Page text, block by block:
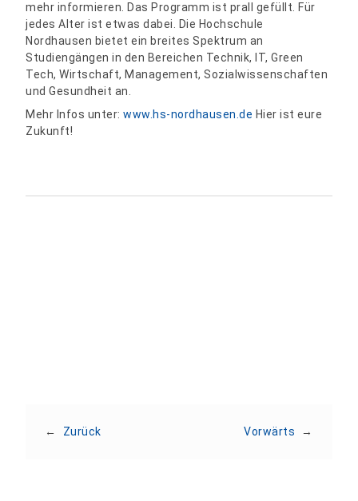
mehr informieren. Das Programm ist prall gefüllt. Für
jedes Alter ist etwas dabei. Die Hochschule
Nordhausen bietet ein breites Spektrum an
Studiengängen in den Bereichen Technik, IT, Green
Tech, Wirtschaft, Management, Sozialwissenschaften
und Gesundheit an.
Mehr Infos unter:www.hs-nordhausen.de Hier ist eure
Zukunft!
← Zurück Vorwärts →